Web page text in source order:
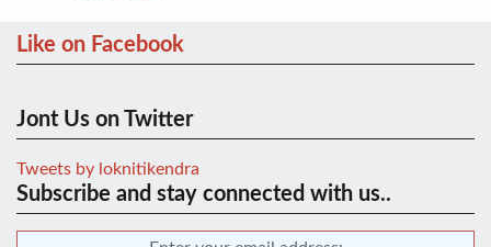
Like on Facebook
Jont Us on Twitter
Tweets by loknitikendra
Subscribe and stay connected with us..